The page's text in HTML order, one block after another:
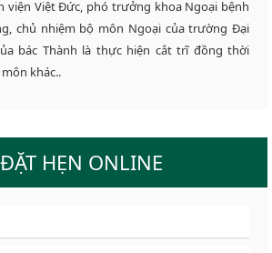
viện Việt Đức, phó trưởng khoa Ngoại bệnh
chủ nhiệm bộ môn Ngoại của trường Đại
bác Thành là thực hiện cắt trĩ đồng thời
khác..
HẸN ONLINE